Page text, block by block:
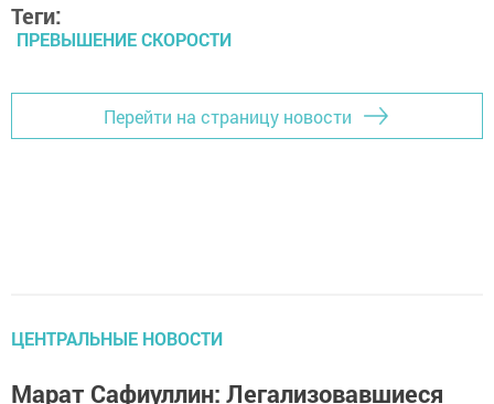
Теги:
ПРЕВЫШЕНИЕ СКОРОСТИ
Перейти на страницу новости
ЦЕНТРАЛЬНЫЕ НОВОСТИ
Марат Сафиуллин: Легализовавшиеся